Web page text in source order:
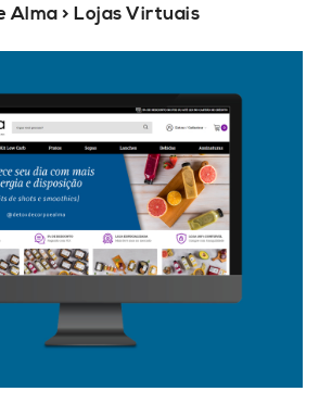
Alma > Lojas Virtuais